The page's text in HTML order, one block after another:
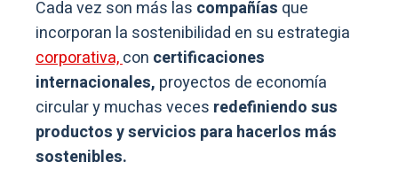
Cada vez son más las compañías que
incorporan la sostenibilidad en su estrategia
corporativa,con certificaciones
internacionales, proyectos de economía
circular y muchas veces redefiniendo sus
productos y servicios para hacerlos más
sostenibles.